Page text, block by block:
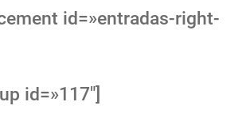
id=»entradas-right-
id=»117″]